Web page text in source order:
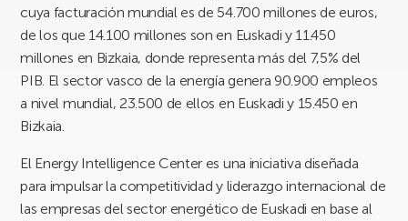
cuya facturación mundial es de 54.700 millones de euros,
de los que 14.100 millones son en Euskadi y 11.450
millones en Bizkaia, donde representa más del 7,5% del
PIB. El sector vasco de la energía genera 90.900 empleos
a nivel mundial, 23.500 de ellos en Euskadi y 15.450 en
Bizkaia.
El Energy Intelligence Center es una iniciativa diseñada
para impulsar la competitividad y liderazgo internacional de
las empresas del sector energético de Euskadi en base al